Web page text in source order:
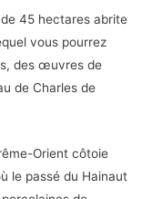
45 hectares abrite
vous pourrez
des œuvres de
de Charles de
Orient côtoie
le passé du Hainaut